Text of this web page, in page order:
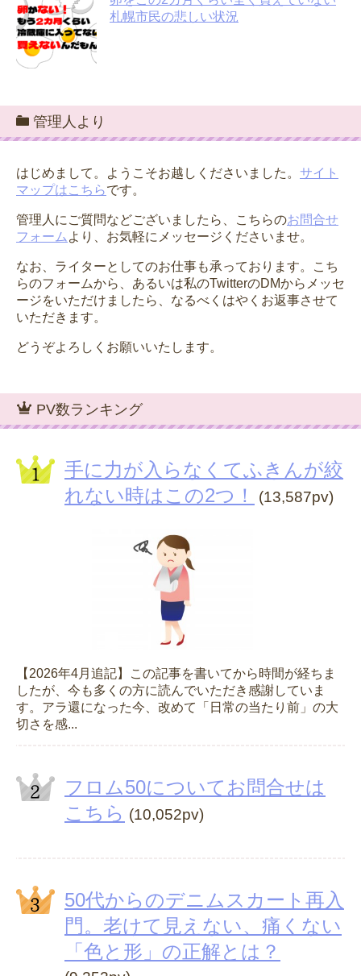
札幌市民の悲しい状況
管理人より
はじめまして。ようこそお越しくださいました。 サイト
マップはこちらです。
管理人にご質問などございましたら、こちらのお問合せ
フォーム より、お気軽にメッセージくださいませ。
なお、ライターとしてのお仕事も承っております。こち
らのフォームから、あるいは私のTwitterのDMからメッセ
ージをいただけましたら、なるべくはやくお返事させて
いただきます。
どうぞよろしくお願いいたします。
PV数ランキング
手に力が入らなくてふきんが絞
れない時はこの2つ！
(13,587pv)
【2026年4月追記】この記事を書いてから時間が経ちま
したが、今も多くの方に読んでいただき感謝していま
す。アラ還になった今、改めて「日常の当たり前」の大
切さを感...
フロム50についてお問合せは
こちら (10,052pv)
50代からのデニムスカート再入
門。老けて見えない、痛くない
「色と形」の正解とは？